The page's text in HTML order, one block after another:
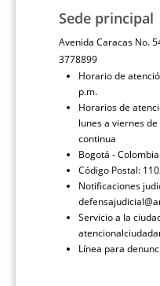
Sede principal
Avenida Caracas No.
3778899
Horario de
p.m.
Horarios de
lunes a viernes
continua
Bogotá - Colombia
Código Postal:
Notificaciones
Servicio a la
Línea para